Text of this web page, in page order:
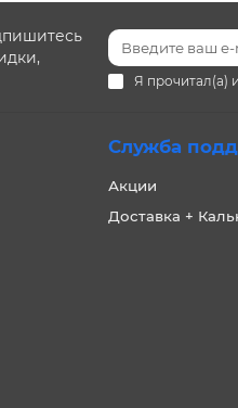
Я прочитал(а)
Служба
Акции
Доставка +